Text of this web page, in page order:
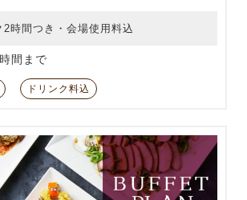
2時間つき・会場使用料込
時間まで
ドリンク料込